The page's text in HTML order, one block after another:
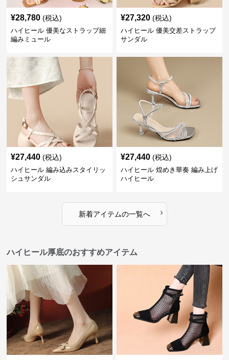
¥28,780 (税込)
ハイヒール 優美なストラップ細
編みミュール
¥27,320 (税込)
ハイヒール 優美交差ストラップ
サンダル
¥27,440 (税込)
ハイヒール 編み込みスタイリッ
シュサンダル
¥27,440 (税込)
ハイヒール 煌めき華奏 編み上げ
ハイヒール
新着アイテムの一覧へ ›
ハイヒール厚底のおすすめアイテム